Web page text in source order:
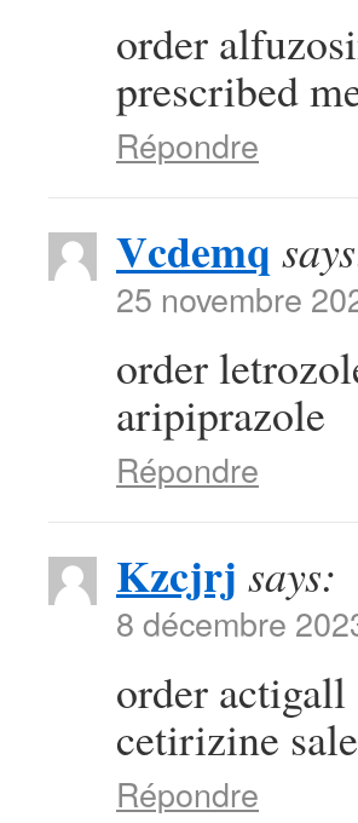
order
prescribed
Répondre
Vcdemq
25 novembre
order
aripiprazole
Répondre
Kzcjrj says:
8 décembre
order
cetirizine sale
Répondre